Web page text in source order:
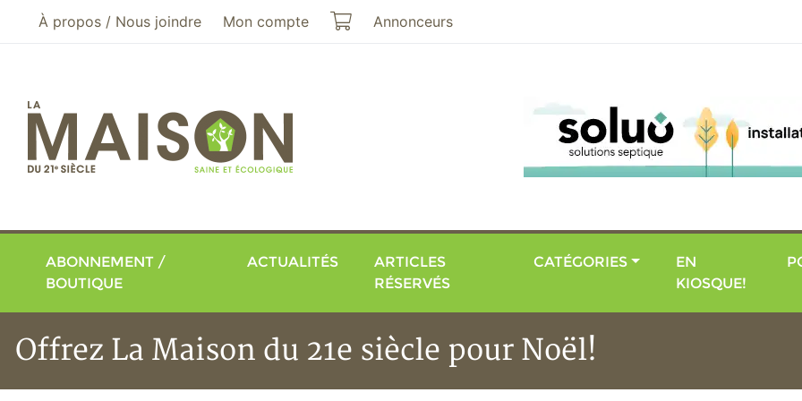
Aller au menu principal
Aller au contenu principal
À propos / Nous joindre Mon compte Mon panier
Annonceurs
ABONNEMENT /
BOUTIQUE
ACTUALITÉS
ARTICLES
RÉSERVÉS
CATÉGORIES
EN
KIOSQUE!
Offrez La Maison du 21e siècle pour Noël!